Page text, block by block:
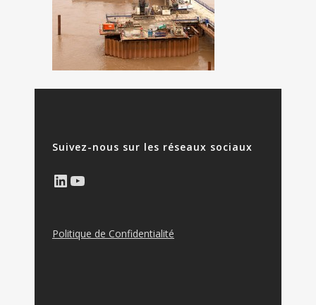
Suivez-nous sur les réseaux sociaux
LinkedIn
YouTube
Politique de Confidentialité